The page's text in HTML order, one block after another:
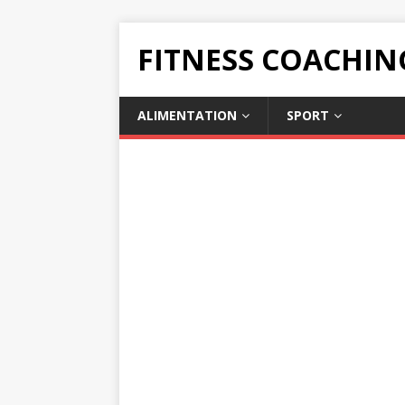
FITNESS
ALIMENTATION SPORT